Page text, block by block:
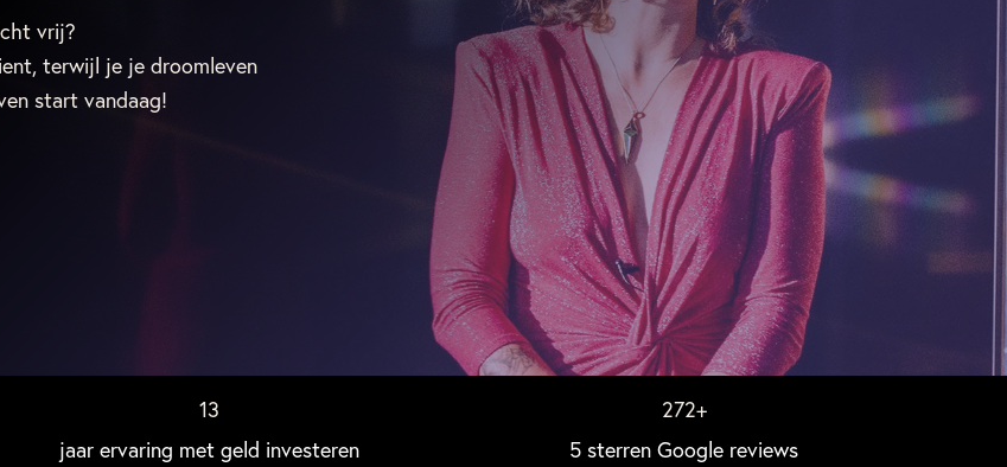
vrij?
terwijl je je droomleven
start vandaag!
13
jaar ervaring met geld investeren
272+
5 sterren Google reviews